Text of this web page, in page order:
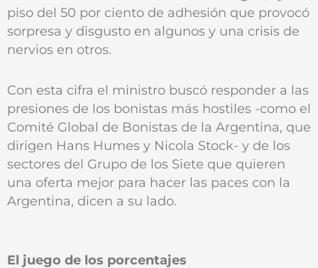
piso del 50 por ciento de adhesión que provocó
sorpresa y disgusto en algunos y una crisis de
nervios en otros.
Con esta cifra el ministro buscó responder a las
presiones de los bonistas más hostiles -como el
Comité Global de Bonistas de la Argentina, que
dirigen Hans Humes y Nicola Stock- y de los
sectores del Grupo de los Siete que quieren
una oferta mejor para hacer las paces con la
Argentina, dicen a su lado.
El juego de los porcentajes